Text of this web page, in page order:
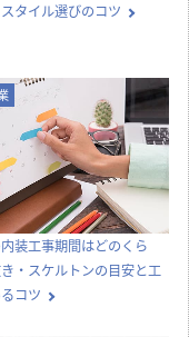
店舗デザイン
法律
店舗開業
コラムTOP